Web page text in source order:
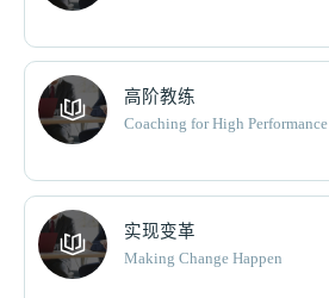
高阶教练
Coaching for High Performance
实现变革
Making Change Happen